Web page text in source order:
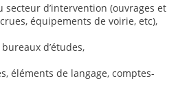
secteur d’intervention (ouvrages et
équipements de voirie, etc),
d’études,
éléments de langage, comptes-